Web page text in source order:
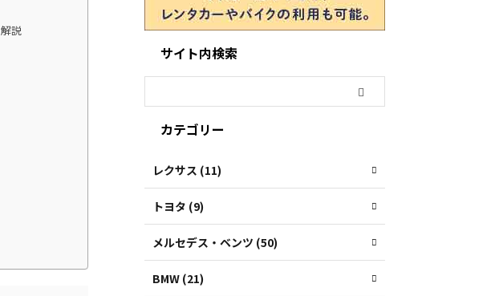
説
サイト内検索
カテゴリー
レクサス (11)
トヨタ (9)
メルセデス・ベンツ (50)
BMW (21)